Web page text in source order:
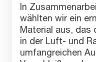
In
wählten wir ein
Material aus, das
in der Luft- und
umfangreichen